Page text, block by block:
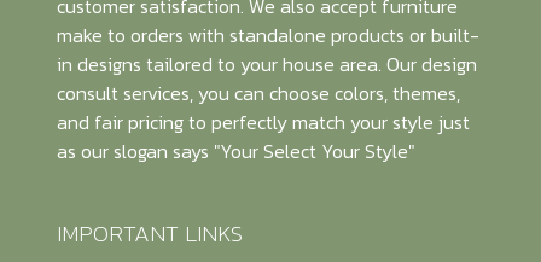
customer satisfaction. We also accept furniture
make to orders with standalone products or built-
in designs tailored to your house area. Our design
consult services, you can choose colors, themes,
and fair pricing to perfectly match your style just
as our slogan says "Your Select Your Style"
IMPORTANT LINKS